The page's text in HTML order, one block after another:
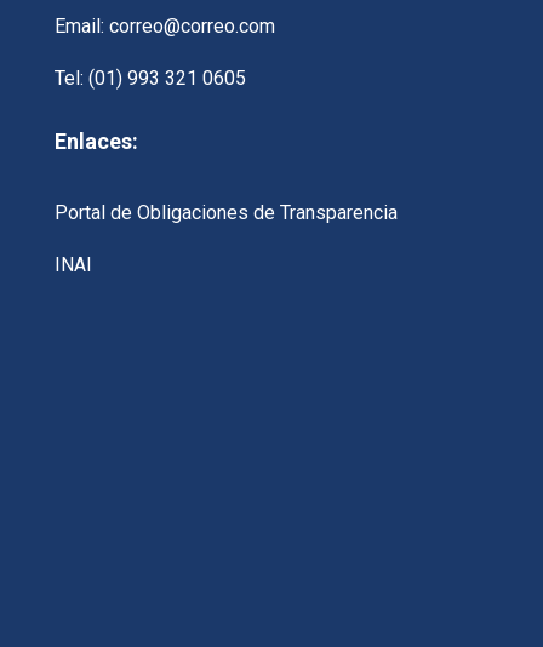
Email: correo@correo.com
Tel: (01) 993 321 0605
Enlaces:
Portal de Obligaciones de Transparencia
INAI